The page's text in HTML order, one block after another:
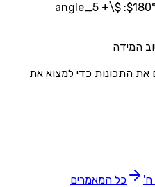
זוויות צמודות משלימות ל-$180°$: $\angle_5 +
המידה
את התכונות כדי למצוא את
ח'
כל המאמרים